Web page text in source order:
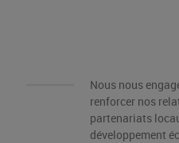
Nous nous
renforcer nos
partenariats
développement